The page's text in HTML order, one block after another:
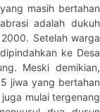
masih bertahan
adalah dukuh
Setelah warga
ke Desa
Meski demikian,
jiwa yang bertahan
mulai tergenang